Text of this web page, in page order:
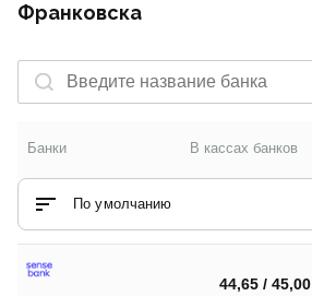
Франковска
Банки В кассах банков
По умолчанию
44,65 / 45,00